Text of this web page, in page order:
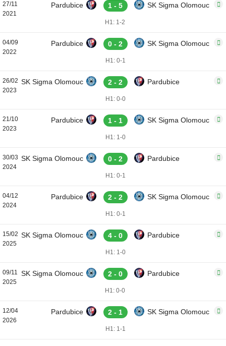
27/11
2021
Pardubice 1 - 5 SK Sigma Olomouc
H1: 1-2
04/09
2022
Pardubice 0 - 2 SK Sigma Olomouc
H1: 0-1
26/02
2023
SK Sigma Olomouc 2 - 2 Pardubice
H1: 0-0
21/10
2023
Pardubice 1 - 1 SK Sigma Olomouc
H1: 1-0
30/03
2024
SK Sigma Olomouc 0 - 2 Pardubice
H1: 0-1
04/12
2024
Pardubice 2 - 2 SK Sigma Olomouc
H1: 0-1
15/02
2025
SK Sigma Olomouc 4 - 0 Pardubice
H1: 1-0
09/11
2025
SK Sigma Olomouc 2 - 0 Pardubice
H1: 0-0
12/04
2026
Pardubice 2 - 1 SK Sigma Olomouc
H1: 1-1